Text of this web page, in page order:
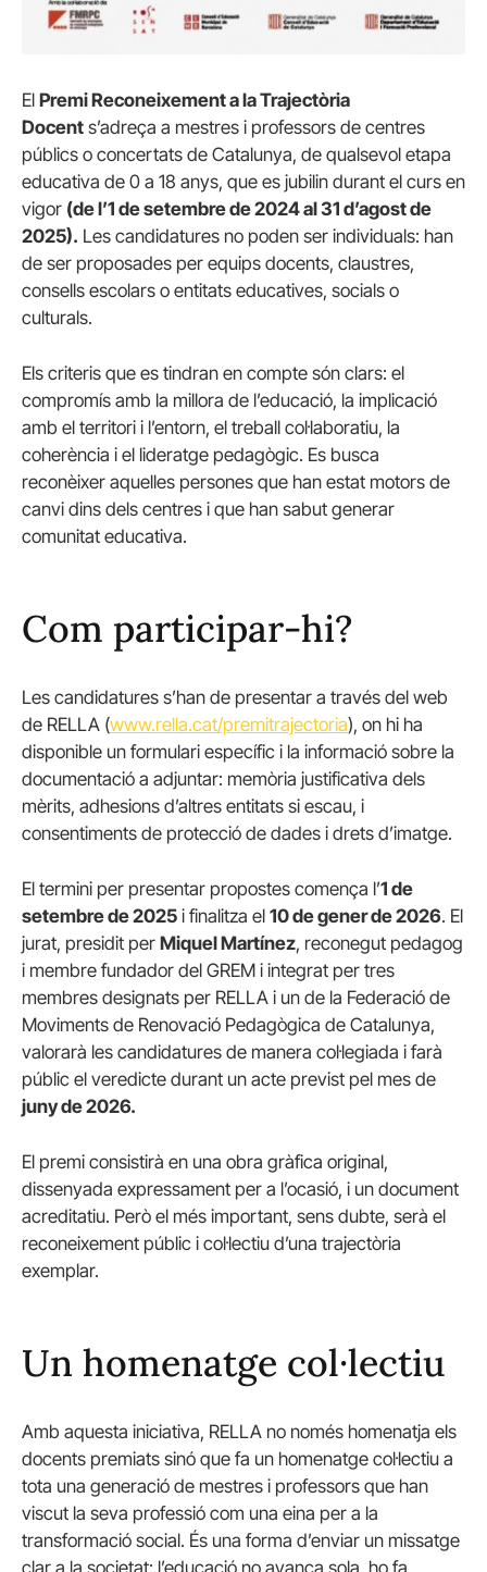
El Premi Reconeixement a la Trajectòria
Docent s’adreça a mestres i professors de centres
públics o concertats de Catalunya, de qualsevol etapa
educativa de 0 a 18 anys, que es jubilin durant el curs en
vigor (de l’1 de setembre de 2024 al 31 d’agost de
2025). Les candidatures no poden ser individuals: han
de ser proposades per equips docents, claustres,
consells escolars o entitats educatives, socials o
culturals.
Els criteris que es tindran en compte són clars: el
compromís amb la millora de l’educació, la implicació
amb el territori i l’entorn, el treball col·laboratiu, la
coherència i el lideratge pedagògic. Es busca
reconèixer aquelles persones que han estat motors de
canvi dins dels centres i que han sabut generar
comunitat educativa.
Com participar-hi?
Les candidatures s’han de presentar a través del web
de RELLA (www.rella.cat/premitrajectoria), on hi ha
disponible un formulari específic i la informació sobre la
documentació a adjuntar: memòria justificativa dels
mèrits, adhesions d’altres entitats si escau, i
consentiments de protecció de dades i drets d’imatge.
El termini per presentar propostes comença l’1 de
setembre de 2025 i finalitza el 10 de gener de 2026. El
jurat, presidit per Miquel Martínez, reconegut pedagog
i membre fundador del GREM i integrat per tres
membres designats per RELLA i un de la Federació de
Moviments de Renovació Pedagògica de Catalunya,
valorarà les candidatures de manera col·legiada i farà
públic el veredicte durant un acte previst pel mes de
juny de 2026.
El premi consistirà en una obra gràfica original,
dissenyada expressament per a l’ocasió, i un document
acreditatiu. Però el més important, sens dubte, serà el
reconeixement públic i col·lectiu d’una trajectòria
exemplar.
Un homenatge col·lectiu
Amb aquesta iniciativa, RELLA no només homenatja els
docents premiats sinó que fa un homenatge col·lectiu a
tota una generació de mestres i professors que han
viscut la seva professió com una eina per a la
transformació social. És una forma d’enviar un missatge
clar a la societat: l’educació no avança sola, ho fa